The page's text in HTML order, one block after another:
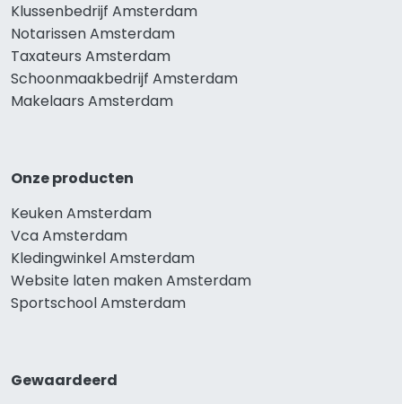
Klussenbedrijf Amsterdam
Notarissen Amsterdam
Taxateurs Amsterdam
Schoonmaakbedrijf Amsterdam
Makelaars Amsterdam
Onze producten
Keuken Amsterdam
Vca Amsterdam
Kledingwinkel Amsterdam
Website laten maken Amsterdam
Sportschool Amsterdam
Gewaardeerd